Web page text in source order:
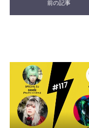
前の記事